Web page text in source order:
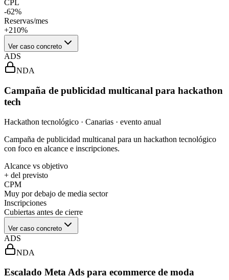
CPL
-62%
Reservas/mes
+210%
Ver caso concreto
ADS
NDA
Campaña de publicidad multicanal para hackathon
tech
Hackathon tecnológico · Canarias · evento anual
Campaña de publicidad multicanal para un hackathon tecnológico
con foco en alcance e inscripciones.
Alcance vs objetivo
+ del previsto
CPM
Muy por debajo de media sector
Inscripciones
Cubiertas antes de cierre
Ver caso concreto
ADS
NDA
Escalado Meta Ads para ecommerce de moda